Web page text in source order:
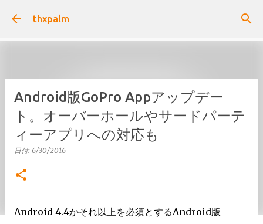
スキップしてメイン コンテンツに移動
thxpalm
Android版GoPro Appアップデー
ト。オーバーホールやサードパーテ
ィーアプリへの対応も
日付: 6/30/2016
Android 4.4かそれ以上を必須とするAndroid版